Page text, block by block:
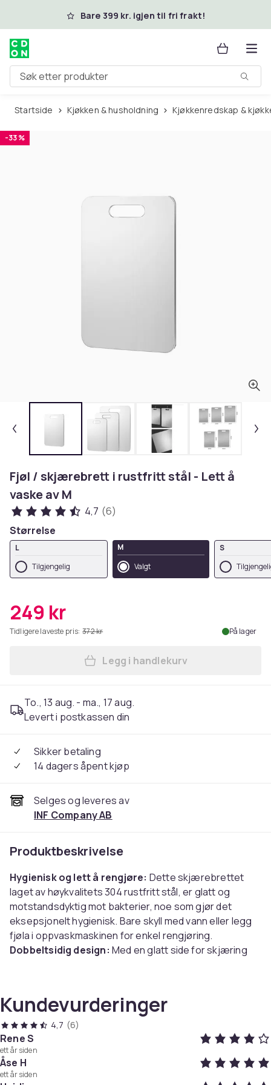
Hopp til hovedinnholdBare 399 kr. igjen til fri frakt!
Søk etter produkter
Startside Kjøkken & husholdning Kjøkkenredskap &
-33 %
Fjøl / skjærebrett i rustfritt stål - Lett å
vaske av M
4,7 (6)
Størrelse
L
Tilgjengelig
M
Valgt
S
249 kr
Tidligere laveste pris: 372 kr På lager
Legg Fjøl / skjærebrett i
Legg i handlekurv
To., 13 aug. - ma., 17 aug.
Levert i postkassen din
Sikker betaling
14 dagers åpent kjøp
Selges og leveres av
INF Company AB
Produktbeskrivelse
Hygienisk og lett å rengjøre: Dette skjærebrettet
laget av høykvalitets 304 rustfritt stål, er glatt og
motstandsdyktig mot bakterier, noe som gjør det
eksepsjonelt hygienisk. Bare skyll med vann eller legg
fjøla i oppvaskmaskinen for enkel rengjøring.
Dobbeltsidig design: Med en glatt side for skjæring
i å skli.
Solid og langvarig:
Dette skjærebrettet er bygget for å tåle hyppig bruk
og motstå vridning eller sprekker. Det er et pålitelig
tilbehør som vil vare i mange år fremover.
Kundevurderinger
4,7 (6)
Rene S
ett år siden
Åse H
ett år siden